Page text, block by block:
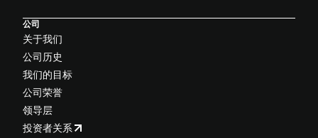
公司
关于我们
公司历史
我们的目标
公司荣誉
领导层
投资者关系